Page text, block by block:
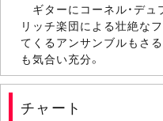
ギターにコーネル・デ
リッチ楽団による壮絶な
てくるアンサンブルもさ
も気合い充分。
チャート